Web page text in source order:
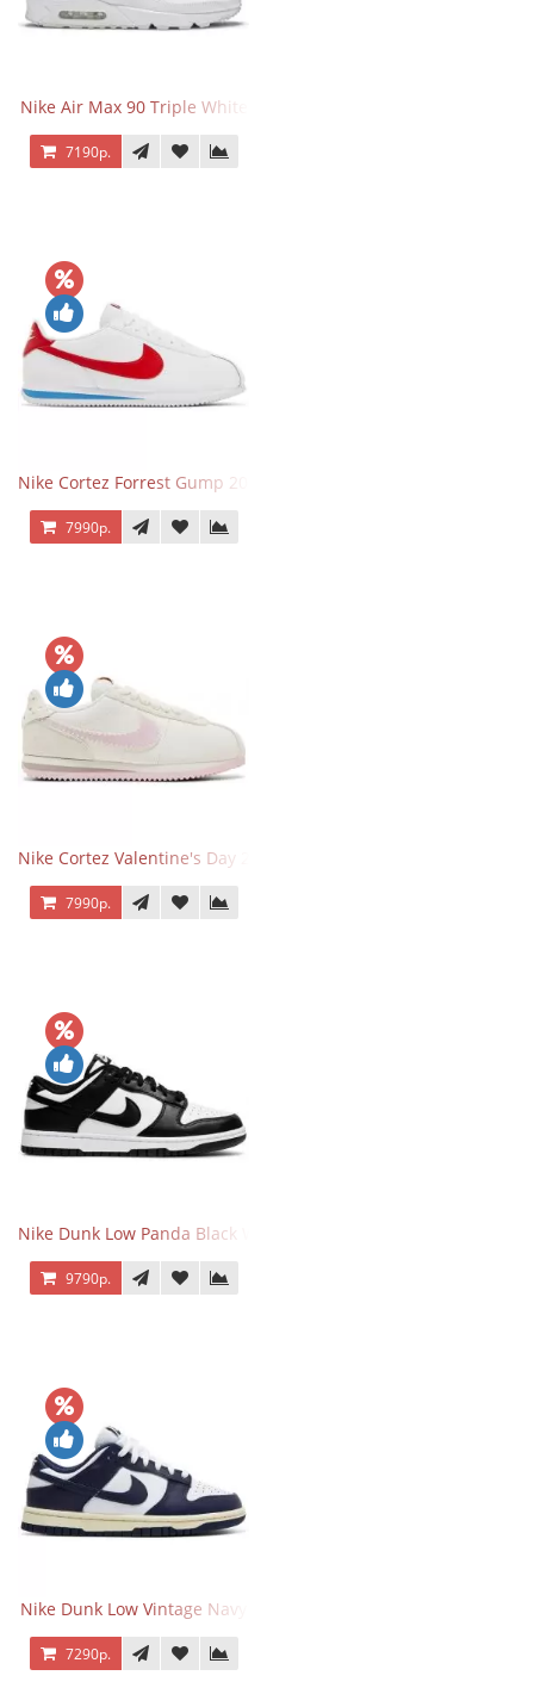
Nike Air Max 90 Triple White
7190р.
Nike Cortez Forrest Gump 2024
7990р.
Nike Cortez Valentine's Day 2025
7990р.
Nike Dunk Low Panda Black White
9790р.
Nike Dunk Low Vintage Navy
7290р.